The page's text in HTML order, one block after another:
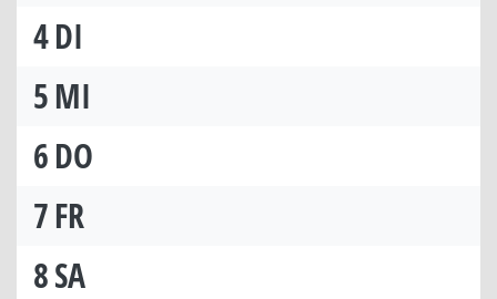
4DI
5MI
6DO
7FR
8SA